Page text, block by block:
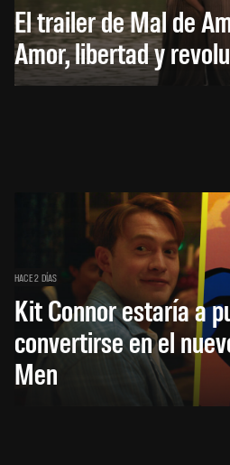
El trailer de Mal de
Amor, libertad y
HACE 2 DÍAS
Kit Connor estaría a
convertirse en el
Men